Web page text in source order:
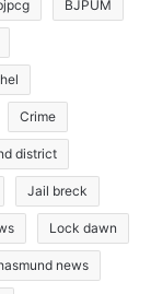
BJPUM
Crime
district
Jail breck
Lock dawn
news